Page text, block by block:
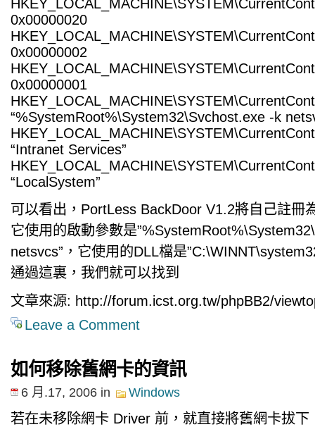
0x00000020
0x00000002
0x00000001
“%SystemRoot%\System32\Svchost.exe -k
“Intranet Services”
“LocalSystem”
可以看出，PortLess BackDoor V1.2將自己註冊
它使用的啟動參數是
netsvcs”，它使用的DLL檔是
通過這裏，我們就可以找到
文章來源: http://forum.icst.org.tw/phpBB2/
Leave a Comment
如何移除舊網卡的資訊
6 月.17, 2006 in Windows
若在未移除網卡 Driver 前，就直接將舊網卡拔下